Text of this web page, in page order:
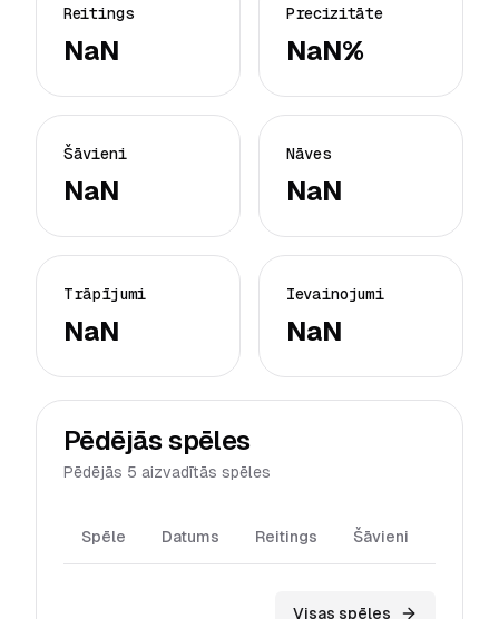
Reitings
NaN
Precizitāte
NaN%
Šāvieni
NaN
Nāves
NaN
Trāpījumi
NaN
Ievainojumi
NaN
Pēdējās spēles
Pēdējās 5 aizvadītās spēles
Spēle Datums Reitings Šāvieni
Visas spēles